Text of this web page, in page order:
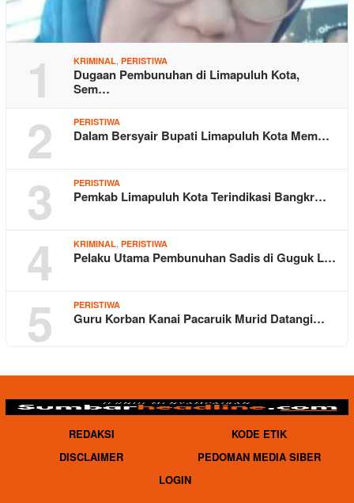
1 KRIMINAL, PERISTIWA
Dugaan Pembunuhan di Limapuluh Kota,
Sem…
2 PERISTIWA
Dalam Bersyair Bupati Limapuluh Kota Mem…
3 PERISTIWA
Pemkab Limapuluh Kota Terindikasi Bangkr…
4 KRIMINAL, PERISTIWA
Pelaku Utama Pembunuhan Sadis di Guguk L…
5 PERISTIWA
Guru Korban Kanai Pacaruik Murid Datangi…
REDAKSI
KODE ETIK
DISCLAIMER
PEDOMAN MEDIA SIBER
LOGIN